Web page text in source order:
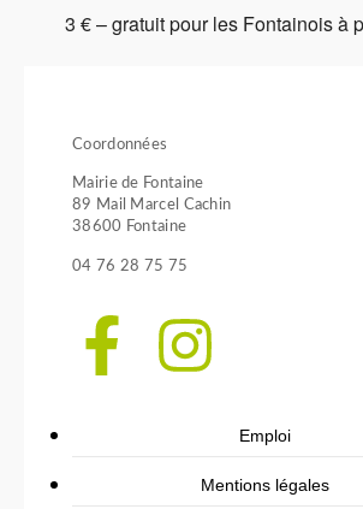
3 € – gratuit pour les Fontainois à
Coordonnées
Mairie de Fontaine
89 Mail Marcel Cachin
38600 Fontaine
04 76 28 75 75
Emploi
Mentions légales